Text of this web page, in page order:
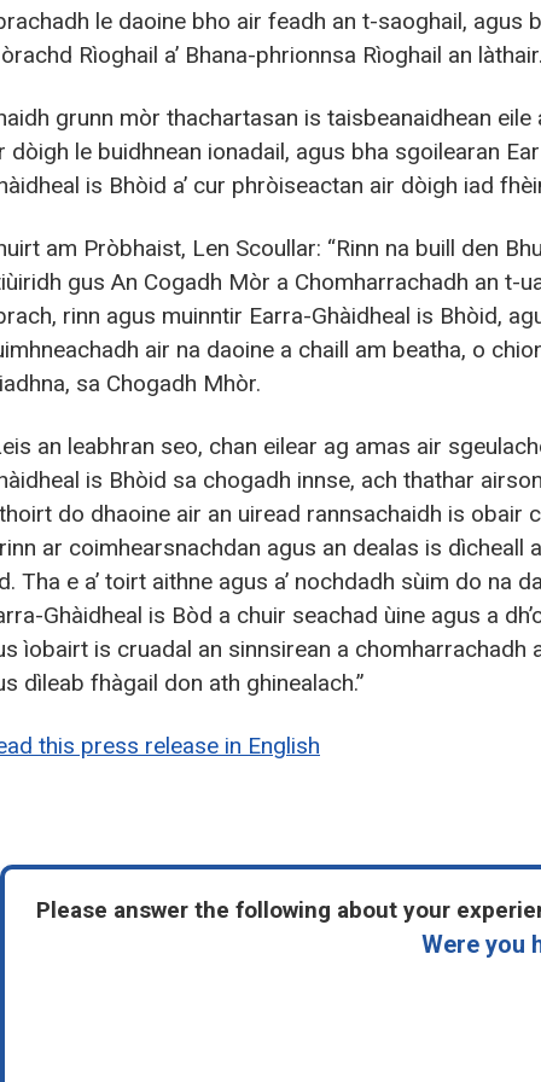
le daoine bho air feadh an t-saoghail, agus
Rìoghail a’ Bhana-phrionnsa Rìoghail an
grunn mòr thachartasan is taisbeanaidhean eile
dòigh le buidhnean ionadail, agus bha sgoilearan
is Bhòid a’ cur phròiseactan air dòigh iad
am Pròbhaist, Len Scoullar: “Rinn na buill den
gus An Cogadh Mòr a Chomharrachadh an t-
rinn agus muinntir Earra-Ghàidheal is Bhòid,
air na daoine a chaill am beatha, o
sa Chogadh Mhòr.
an leabhran seo, chan eilear ag amas air
is Bhòid sa chogadh innse, ach thathar
do dhaoine air an uiread rannsachaidh is obair
ar coimhearsnachdan agus an dealas is dìcheall
Tha e a’ toirt aithne agus a’ nochdadh sùim do na
Ghàidheal is Bòd a chuir seachad ùine agus a
ìobairt is cruadal an sinnsirean a chomharrachadh
dìleab fhàgail don ath ghinealach.”
this press release in English
Please answer the following about your
Were you